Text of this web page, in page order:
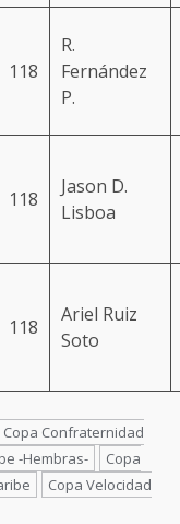
118
R.
Fernández
P.
118
Jason D.
Lisboa
118
Ariel Ruiz
Soto
Copa Confraternidad
-Hembras-
Copa
Copa Velocidad